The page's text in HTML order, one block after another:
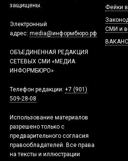
защищены.
Электронный
адрес: media@информбюро.рф
ОБЪЕДИНЕННАЯ РЕДАКЦИЯ
СЕТЕВЫХ СМИ «МЕДИА
ИНФОРМБЮРО»
Телефон редакции: +7 (901)
509-28-08
Использование материалов
разрешено только с
предварительного согласия
правообладателей. Все права
на тексты и иллюстрации
Фейки
СМИ и